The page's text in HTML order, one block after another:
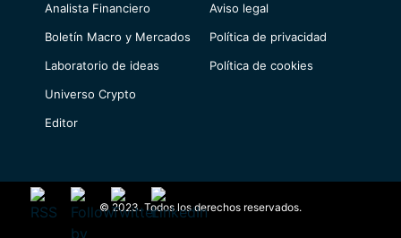
Analista Financiero
Boletín Macro y Mercados
Laboratorio de ideas
Universo Crypto
Editor
Aviso legal
Política de privacidad
Política de cookies
© 2023. Todos los derechos reservados.